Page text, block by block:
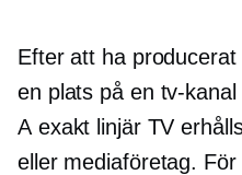
Efter att ha
en plats på en tv-
A exakt linjär TV
eller mediaföretag.